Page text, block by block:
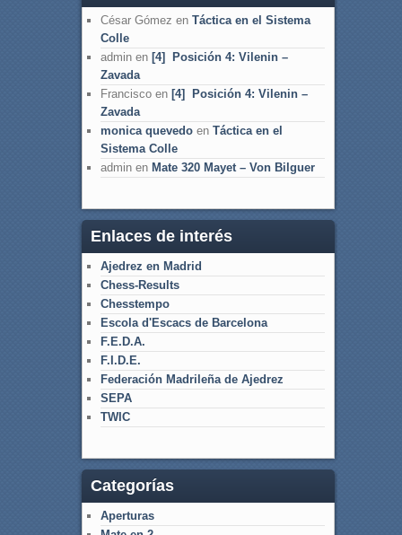
César Gómez en Táctica en el Sistema
Colle
adminen [4] Posición 4: Vilenin –
Zavada
Franciscoen [4] Posición 4: Vilenin –
Zavada
monica quevedoen Táctica en el
Sistema Colle
adminen Mate 320 Mayet – Von Bilguer
Enlaces de interés
Ajedrez en Madrid
Chess-Results
Chesstempo
Escola d'Escacs de Barcelona
F.E.D.A.
F.I.D.E.
Federación Madrileña de Ajedrez
SEPA
TWIC
Categorías
Aperturas